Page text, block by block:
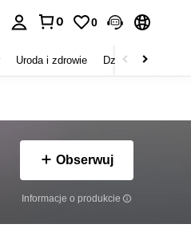
0 0
Uroda i zdrowie Dzieci
Obserwuj
Informacje o produkcie